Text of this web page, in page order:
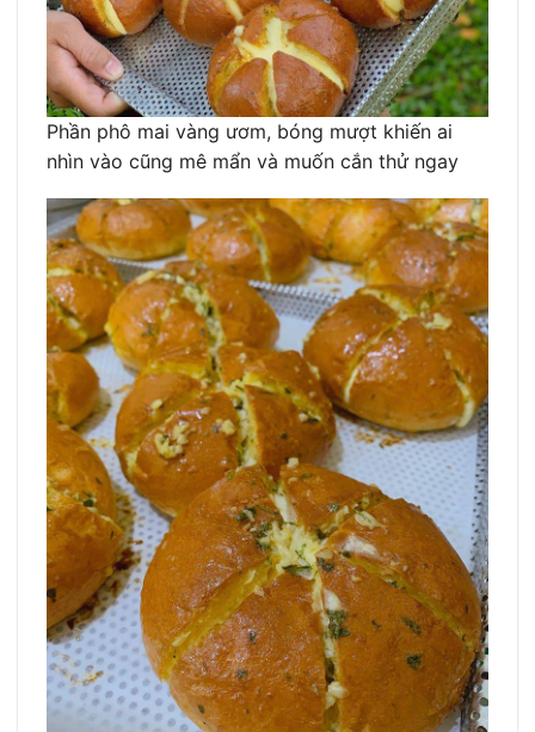
Phần phô mai vàng ươm, bóng mượt khiến ai
nhìn vào cũng mê mẩn và muốn cắn thử ngay